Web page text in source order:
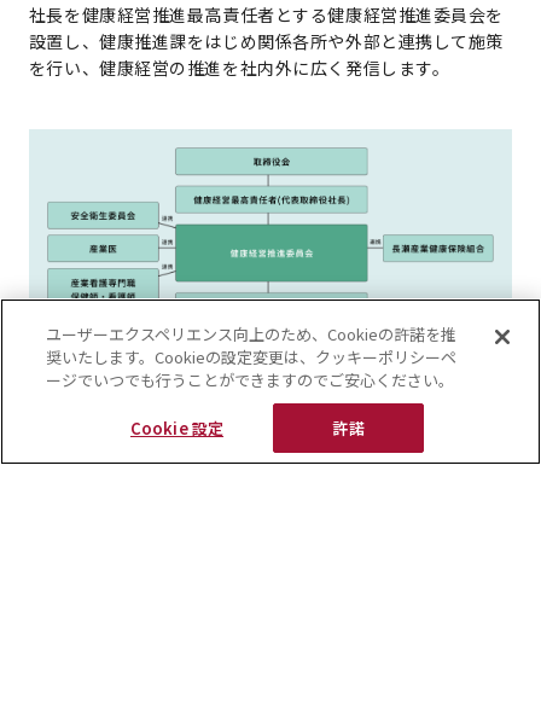
社長を健康経営推進最高責任者とする健康経営推進委員会を
設置し、健康推進課をはじめ関係各所や外部と連携して施策
を行い、健康経営の推進を社内外に広く発信します。
ユーザーエクスペリエンス向上のため、Cookieの許諾を推
奨いたします。Cookieの設定変更は、クッキーポリシーペ
ージでいつでも行うことができますのでご安心ください。
Cookie 設定 許諾